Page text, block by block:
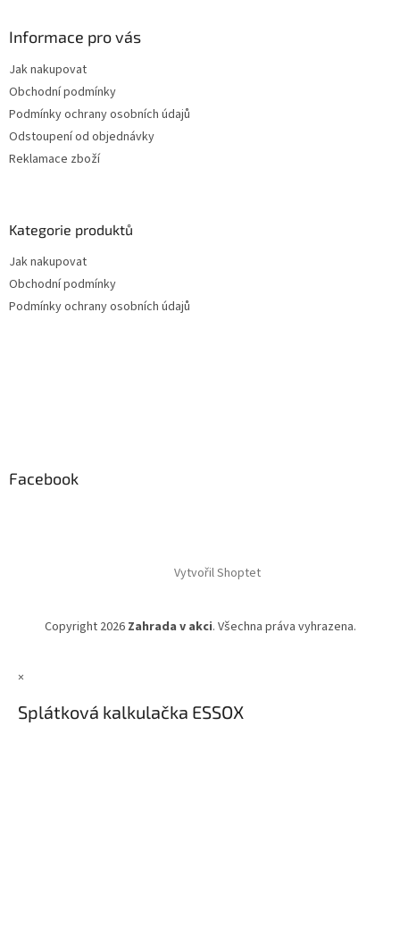
Informace pro vás
Jak nakupovat
Obchodní podmínky
Podmínky ochrany osobních údajů
Odstoupení od objednávky
Reklamace zboží
Kategorie produktů
Jak nakupovat
Obchodní podmínky
Podmínky ochrany osobních údajů
Facebook
Vytvořil Shoptet
Copyright 2026 Zahrada v akci. Všechna práva vyhrazena.
×
Splátková kalkulačka ESSOX